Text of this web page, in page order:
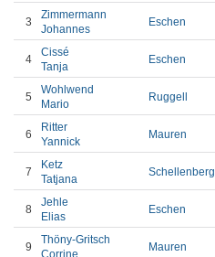
3
Zimmermann
Johannes
Eschen
4
Cissé
Tanja
Eschen
5
Wohlwend
Mario
Ruggell
6
Ritter
Yannick
Mauren
7
Ketz
Tatjana
Schellenberg
8
Jehle
Elias
Eschen
9
Thöny-Gritsch
Mauren